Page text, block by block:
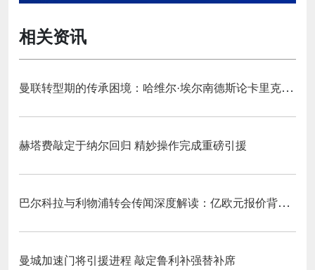
相关资讯
曼联转型期的传承困境：哈维尔·埃尔南德斯论卡里克执教与红魔精神变迁‌
赫塔费敲定于纳尔回归 精妙操作完成重磅引援
巴尔科拉与利物浦转会传闻深度解读：亿欧元报价背后的战略博弈与市场逻辑‌
曼城加速门将引援进程 敲定鲁利补强替补席